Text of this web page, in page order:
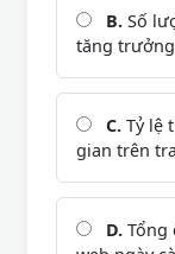
B. Số
tăng
C. Tỷ lệ
gian trên
D. Tổng